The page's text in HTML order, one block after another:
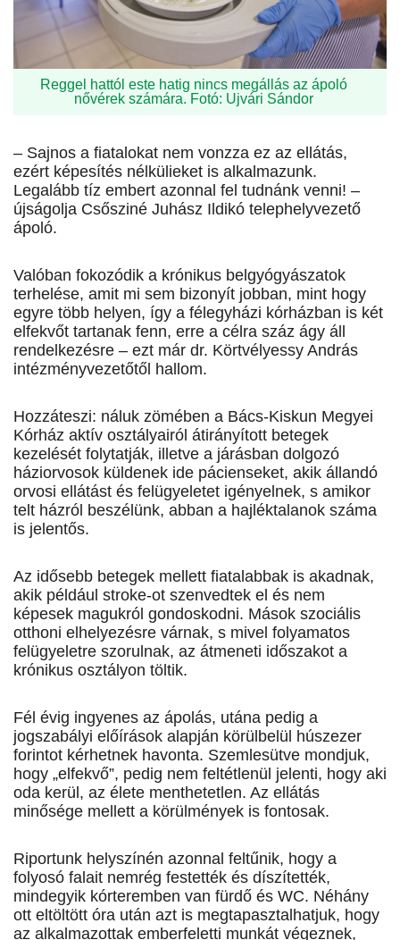
Reggel hattól este hatig nincs megállás az ápoló
nővérek számára. Fotó: Ujvári Sándor
– Sajnos a fiatalokat nem vonzza ez az ellátás,
ezért képesítés nélkü­lieket is alkalmazunk.
Legalább tíz embert azonnal fel tudnánk venni! –
újságolja Csősziné Juhász Ildikó telephelyvezető
ápoló.
Valóban fokozódik a krónikus belgyógyászatok
terhelése, amit mi sem bizonyít jobban, mint hogy
egyre több helyen, így a félegyházi kórházban is két
elfekvőt tartanak fenn, erre a célra száz ágy áll
rendelkezésre – ezt már dr. Körtvélyessy András
intézményvezetőtől hallom.
Hozzáteszi: náluk zömében a Bács-Kiskun Megyei
Kórház aktív osztályairól átirányított betegek
kezelését folytatják, illetve a járásban dolgozó
háziorvosok küldenek ide pácienseket, akik állandó
orvosi ellátást és felügyeletet igényelnek, s amikor
telt házról beszélünk, abban a hajléktalanok száma
is jelentős.
Az idősebb betegek mellett fiatalabbak is akadnak,
akik pél­dául stroke-ot szenvedtek el és nem
képesek magukról gondoskodni. Mások szociális
otthoni elhelyezésre várnak, s mivel folyamatos
felügyeletre szorulnak, az átmeneti időszakot a
krónikus osztályon töltik.
Fél évig ingyenes az ápolás, utána pedig a
jogszabályi előírások alapján körülbelül húszezer
forintot kérhetnek havonta. Szemlesütve mondjuk,
hogy „elfekvő”, pedig nem feltétlenül jelenti, hogy aki
oda kerül, az élete menthetetlen. Az ellátás
minősége mellett a körülmények is fontosak.
Riportunk helyszínén azonnal feltűnik, hogy a
folyosó falait nemrég festették és díszítették,
mindegyik kórteremben van fürdő és WC. Néhány
ott eltöltött óra után azt is megtapasztalhatjuk, hogy
az alkalmazottak emberfeletti munkát végeznek,